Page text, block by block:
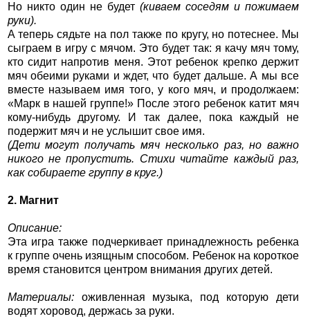
Но никто один не будет (киваем соседям и пожимаем
руки).
А теперь сядьте на пол также по кругу, но потеснее. Мы
сыграем в игру с мячом. Это будет так: я качу мяч тому,
кто сидит напротив меня. Этот ребенок крепко держит
мяч обеими руками и ждет, что будет дальше. А мы все
вместе называем имя того, у кого мяч, и продолжаем:
«Марк в нашей группе!» После этого ребенок катит мяч
кому-нибудь другому. И так далее, пока каждый не
подержит мяч и не услышит свое имя.
(Дети могут получать мяч несколько раз, но важно
никого не пропустить. Стихи читайте каждый раз,
как собираете группу в круг.)
2. Магнит
Описание:
Эта игра также подчеркивает принадлежность ребенка
к группе очень изящным способом. Ребенок на короткое
время становится центром внимания других детей.
Материалы:оживленная музыка, под которую дети
водят хоровод, держась за руки.